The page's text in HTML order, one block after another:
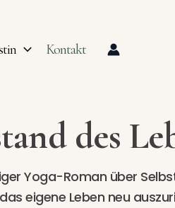
Kontakt
des
Yoga-Roman über
eigene Leben neu